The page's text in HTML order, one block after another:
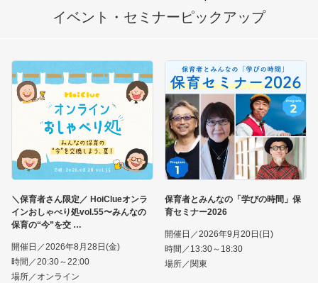
イベント・セミナーピックアップ
＼保育者さん限定／ HoiClueオンラ
インおしゃべり処vol.55〜みんなの
保育の“今”を交
開催日／2026年8月28日(金)
時間／20:30～22:00
場所／オンライン
保育者とみんなの「学びの時間」保
育セミナー2026
開催日／2026年9月20日(日)
時間／13:30～18:30
場所／関東